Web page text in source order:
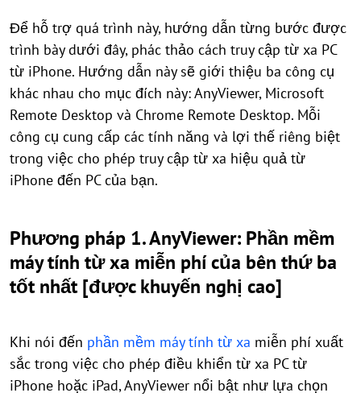
Để hỗ trợ quá trình này, hướng dẫn từng bước được
trình bày dưới đây, phác thảo cách truy cập từ xa PC
từ iPhone. Hướng dẫn này sẽ giới thiệu ba công cụ
khác nhau cho mục đích này: AnyViewer, Microsoft
Remote Desktop và Chrome Remote Desktop. Mỗi
công cụ cung cấp các tính năng và lợi thế riêng biệt
trong việc cho phép truy cập từ xa hiệu quả từ
iPhone đến PC của bạn.
Phương pháp 1. AnyViewer: Phần mềm
máy tính từ xa miễn phí của bên thứ ba
tốt nhất [được khuyến nghị cao]
Khi nói đến phần mềm máy tính từ xa miễn phí xuất
sắc trong việc cho phép điều khiển từ xa PC từ
iPhone hoặc iPad, AnyViewer nổi bật như lựa chọn